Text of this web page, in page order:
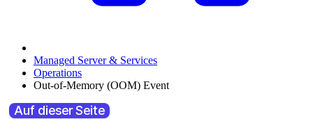
Managed Server & Services
Operations
Out-of-Memory (OOM) Event
Auf dieser Seite